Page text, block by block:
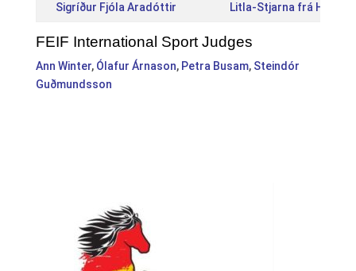
Sigríður Fjóla Aradóttir Litla-Stjarna frá
FEIF International Sport Judges
Ann Winter, Ólafur Árnason, Petra Busam, Steindór
Guðmundsson